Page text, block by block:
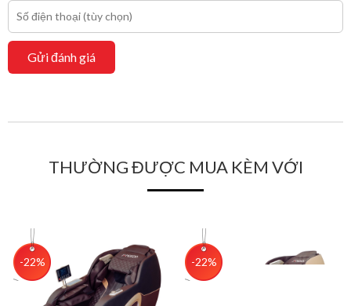
Gửi đánh giá
THƯỜNG ĐƯỢC MUA KÈM VỚI
-22% -22%